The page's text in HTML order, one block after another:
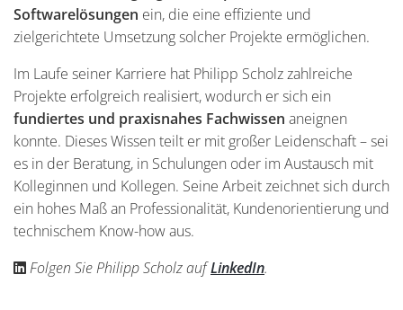
Softwarelösungen ein, die eine effiziente und
zielgerichtete Umsetzung solcher Projekte ermöglichen.
Im Laufe seiner Karriere hat Philipp Scholz zahlreiche
Projekte erfolgreich realisiert, wodurch er sich ein
fundiertes und praxisnahes Fachwissen aneignen
konnte. Dieses Wissen teilt er mit großer Leidenschaft – sei
es in der Beratung, in Schulungen oder im Austausch mit
Kolleginnen und Kollegen. Seine Arbeit zeichnet sich durch
ein hohes Maß an Professionalität, Kundenorientierung und
technischem Know-how aus.
Folgen Sie Philipp Scholz aufLinkedIn.